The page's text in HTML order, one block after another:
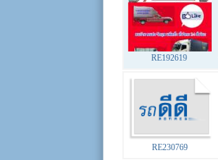
RE192619
RE230769